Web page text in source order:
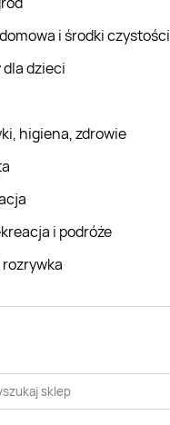
i środki czystości
dzieci
higiena, zdrowie
i podróże